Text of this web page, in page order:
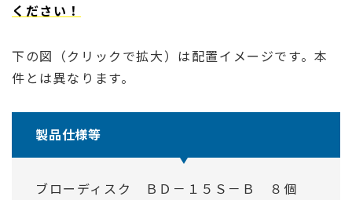
ください！
下の図（クリックで拡大）は配置イメージです。本
件とは異なります。
製品仕様等
ブローディスク ＢＤ－１５Ｓ－Ｂ ８個